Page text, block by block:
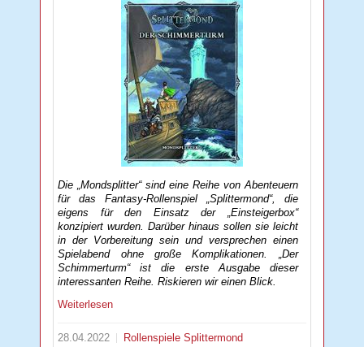
Die „Mondsplitter“ sind eine Reihe von Abenteuern
für das Fantasy-Rollenspiel „Splittermond“, die
eigens für den Einsatz der „Einsteigerbox“
konzipiert wurden. Darüber hinaus sollen sie leicht
in der Vorbereitung sein und versprechen einen
Spielabend ohne große Komplikationen. „Der
Schimmerturm“ ist die erste Ausgabe dieser
interessanten Reihe. Riskieren wir einen Blick.
Weiterlesen
28.04.2022 RollenspieleSplittermond